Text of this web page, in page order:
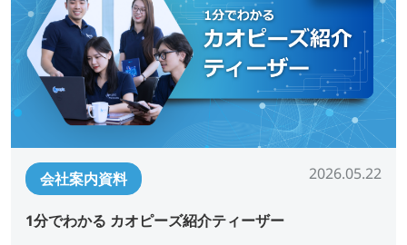
会社案内資料 2026.05.22
1分でわかる カオピーズ紹介ティーザー